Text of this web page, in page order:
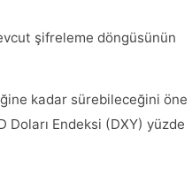
şifreleme döngüsünün
kadar sürebileceğini öne
Doları Endeksi (DXY) yüzde